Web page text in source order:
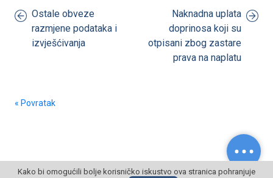
Ostale obveze
razmjene podataka i
izvješćivanja
Naknadna uplata
doprinosa koji su
otpisani zbog zastare
prava na naplatu
« Povratak
Kako bi omogućili bolje korisničko iskustvo ova stranica pohranjuje